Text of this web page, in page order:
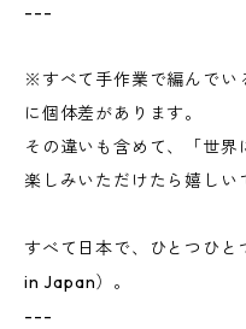
---
※すべて手作業で編んでい
に個体差があります。
その違いも含めて、「世
楽しみいただけたら嬉しい
すべて日本で、ひとつひ
in Japan）。
---